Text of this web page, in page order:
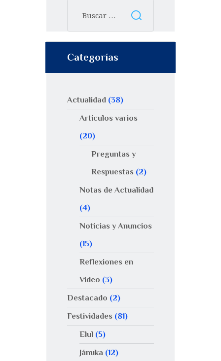
Categorías
Actualidad (38)
Artículos varios
(20)
Preguntas y
Respuestas (2)
Notas de Actualidad
(4)
Noticias y Anuncios
(15)
Reflexiones en
Video (3)
Destacado (2)
Festividades (81)
Elul(5)
Jánuka (12)